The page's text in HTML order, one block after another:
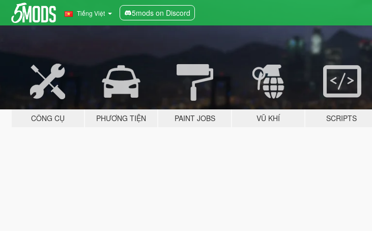
Tiếng Việt 5mods on Discord
CÔNG CỤ PHƯƠNG TIỆN PAINT JOBS VŨ KHÍ SCRIPTS